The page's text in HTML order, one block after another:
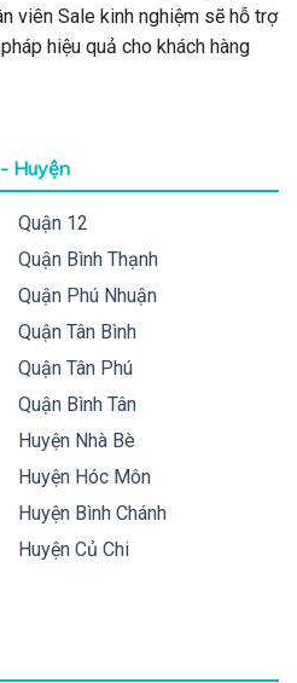
viên Sale kinh nghiệm sẽ hỗ trợ
hiệu quả cho khách hàng
Huyện
Quận 12
Quận Bình Thạnh
Quận Phú Nhuận
Quận Tân Bình
Quận Tân Phú
Quận Bình Tân
Huyện Nhà Bè
Huyện Hóc Môn
Huyện Bình Chánh
Huyện Củ Chi